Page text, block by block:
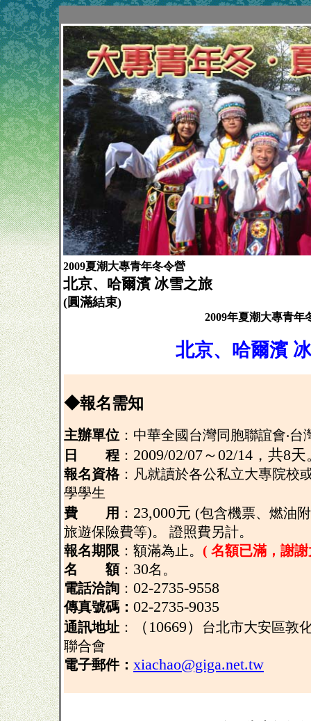
2009夏潮大專青年冬令營
北京、哈爾濱 冰雪之旅
(圓滿結束)
2009年夏潮大專青年
北京、哈爾濱
◆報名需知
主辦單位 ：中華全國台灣同胞聯誼會‧台
日 程 ： 2009/02/07～02/14，共8天
報名資格：凡就讀於各公私立大專院校
學學生
費 用 ： 23,000元 (包含機票、燃油
旅遊保險費等)。
證照費另計。
報名期限 ： 額滿為止。 ( 名額已滿，謝
名 額： 30名。
電話洽詢 ： 02-2735-9558
傳真號碼： 02-2735-9035
通訊地址 ： （ 10669）
台北市大安區敦
聯合會
電子郵件： xiachao@giga.net.tw